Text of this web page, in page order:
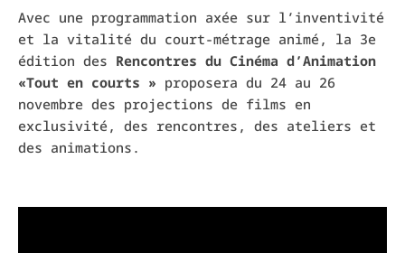
Avec une programmation axée sur l’inventivité
et la vitalité du court-métrage animé, la 3e
édition des Rencontres du Cinéma d’Animation
«Tout en courts » proposera du 24 au 26
novembre des projections de films en
exclusivité, des rencontres, des ateliers et
des animations.